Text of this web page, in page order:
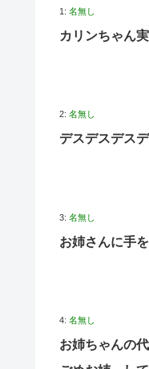
1: 名無し
カリンちゃん
2: 名無し
デスデスデス
3: 名無し
お姉さんに手
4: 名無し
お姉ちゃんの